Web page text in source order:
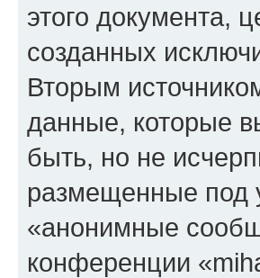
этого документа,
созданных
Вторым
данные, которые
быть, но не
размещенные под
«анонимные
конференции